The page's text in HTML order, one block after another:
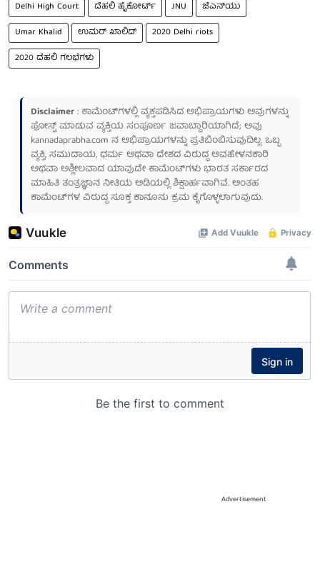
Delhi High Court ದೆಹಲಿ ಹೈಕೋರ್ಟ್ JNU
ಜೆಎನ್‌ಯು
Umar Khalid
ಉಮರ್ ಖಾಲಿದ್
2020 Delhi riots
2020 ದೆಹಲಿ ಗಲಭೆಗಳು
Disclaimer: ಕಾಮೆಂಟ್‌ಗಳಲ್ಲಿ ವ್ಯಕ್ತಪಡಿಸಿದ ಅಭಿಪ್ರಾಯಗಳು ಅವುಗಳನ್ನು
ಪೋಸ್ಟ್ ಮಾಡುವ ವ್ಯಕ್ತಿಯ ಸಂಪೂರ್ಣ ಜವಾಬ್ದಾರಿಯಾಗಿದೆ; ಅವು
kannadaprabha.com ನ ಅಭಿಪ್ರಾಯಗಳನ್ನು ಪ್ರತಿಬಿಂಬಿಸುವುದಿಲ್ಲ. ಒಬ್ಬ
ವ್ಯಕ್ತಿ, ಸಮುದಾಯ, ಧರ್ಮ ಅಥವಾ ದೇಶದ ವಿರುದ್ಧ ಅವಹೇಳನಕಾರಿ
ಅಥವಾ ಅಶ್ಲೀಲವಾದ ಯಾವುದೇ ಕಾಮೆಂಟ್‌ಗಳು ಭಾರತ ಸರ್ಕಾರದ
ಮಾಹಿತಿ ತಂತ್ರಜ್ಞಾನ ನೀತಿಯ ಅಡಿಯಲ್ಲಿ ಶಿಕ್ಷಾರ್ಹವಾಗಿವೆ. ಅಂತಹ
ಕಾಮೆಂಟ್‌ಗಳ ವಿರುದ್ಧ ಸೂಕ್ತ ಕಾನೂನು ಕ್ರಮ ಕೈಗೊಳ್ಳಲಾಗುವುದು.
Advertisement